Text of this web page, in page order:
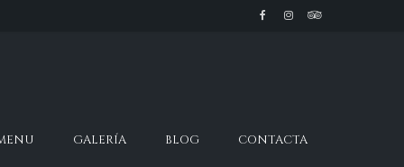
GALERÍA BLOG CONTACTA